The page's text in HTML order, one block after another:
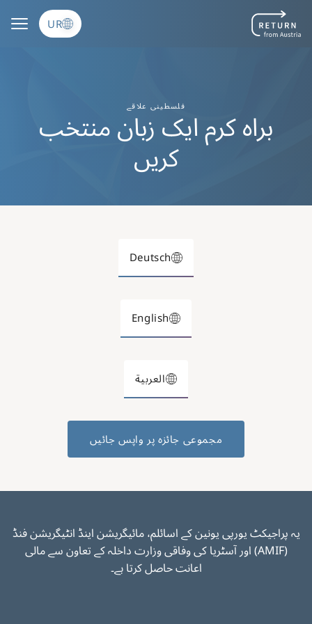
UR
فلسطینی علاقے
براہ کرم ایک زبان منتخب
کریں
Deutsch
English
العربية
مجموعی جائزہ پر واپس جائیں
یہ پراجیکٹ یورپی یونین کے اسائلم، مائیگریشن اینڈ انٹیگریشن فنڈ
(AMIF) اور آسٹریا کی وفاقی وزارت داخلہ کے تعاون سے مالی
اعانت حاصل کرتا ہے۔